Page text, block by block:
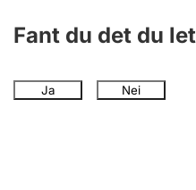
Fant du det du
Ja Nei